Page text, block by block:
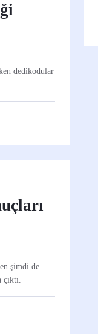
dedikodular
şimdi de